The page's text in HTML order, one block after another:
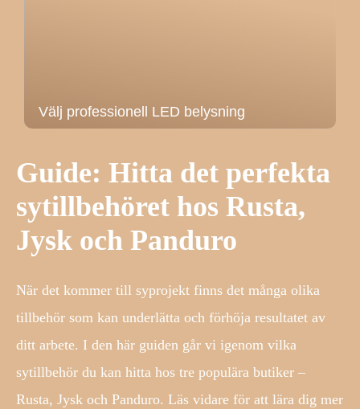
Välj professionell LED belysning
Guide: Hitta det perfekta
sytillbehöret hos Rusta,
Jysk och Panduro
När det kommer till syprojekt finns det många olika
tillbehör som kan underlätta och förhöja resultatet av
ditt arbete. I den här guiden går vi igenom vilka
sytillbehör du kan hitta hos tre populära butiker –
Rusta, Jysk och Panduro. Läs vidare för att lära dig mer